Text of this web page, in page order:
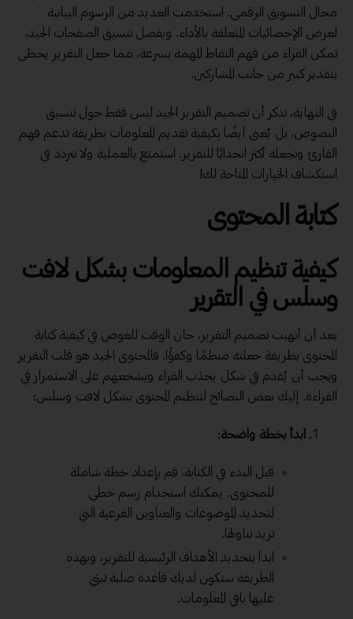
مجال التسويق الرقمي. استخدمت العديد من الرسوم البيانية
لعرض الإحصائيات المتعلقة بالأداء. وبفضل تنسيق الصفحات الجيد،
تمكن القراء من فهم النقاط المهمة بسرعة، مما جعل التقرير يحظى
بتقدير كبير من جانب المشاركين.
في النهاية، تذكر أن تصميم التقرير الجيد ليس فقط حول تنسيق
النصوص، بل يُعنى أيضًا بكيفية تقديم المعلومات بطريقة تدعم فهم
القارئ وتجعله أكثر انجذابًا للتقرير. استمتع بالعملية ولا تتردد في
استكشاف الخيارات المتاحة لك!
كتابة المحتوى
كيفية تنظيم المعلومات بشكل لافت
وسلس في التقرير
بعد أن أنهيت تصميم التقرير، حان الوقت للغوص في كيفية كتابة
المحتوى بطريقة جعلته منظمًا وكفؤًا. فالمحتوى الجيد هو قلب التقرير
ويجب أن يُقدم في شكل يجذب القراء ويشجعهم على الاستمرار في
القراءة. إليك بعض النصائح لتنظيم المحتوى بشكل لافت وسلس:
ابدأ بخطة واضحة:
قبل البدء في الكتابة، قم بإعداد خطة شاملة
للمحتوى. يمكنك استخدام رسم خطي
لتحديد الموضوعات والعناوين الفرعية التي
تريد تناولها.
ابدأ بتحديد الأهداف الرئيسية للتقرير، وبهذه
الطريقة ستكون لديك قاعدة صلبة تبني
عليها باقي المعلومات.